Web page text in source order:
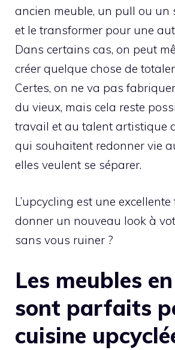
ancien meuble, un pull ou un
et le transformer pour une
Dans certains cas, on peut
créer quelque chose de
Certes, on ne va pas
du vieux, mais cela reste
travail et au talent artistique
qui souhaitent redonner vie
elles veulent se séparer.
L’upcycling est une
donner un nouveau look à
sans vous ruiner ?
Les meubles
sont parfaits
cuisine